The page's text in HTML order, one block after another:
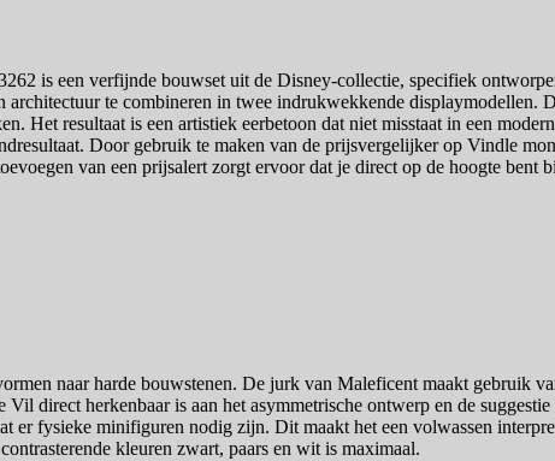
is een verfijnde bouwset uit de Disney-collectie, specifiek
architectuur te combineren in twee indrukwekkende
Het resultaat is een artistiek eerbetoon dat niet misstaat in een
Door gebruik te maken van de prijsvergelijker op Vindle
van een prijsalert zorgt ervoor dat je direct op de hoogte bent
naar harde bouwstenen. De jurk van Maleficent maakt gebruik
direct herkenbaar is aan het asymmetrische ontwerp en de
er fysieke minifiguren nodig zijn. Dit maakt het een volwassen
kleuren zwart, paars en wit is maximaal.